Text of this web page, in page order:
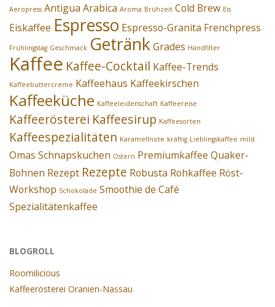
Aeropress Antigua Arabica Aroma Brühzeit Cold Brew Eis
Eiskaffee Espresso Espresso-Granita Frenchpress
Frühlingstag Geschmack GetränkGrades Handfilter
Kaffee Kaffee-Cocktail Kaffee-Trends
Kaffeebuttercreme Kaffeehaus Kaffeekirschen
Kaffeeküche Kaffeeleidenschaft Kaffeereise
Kaffeerösterei Kaffeesirup Kaffeesorten
Kaffeespezialitäten Karamellnote kräftig Lieblingskaffee mild
Omas Schnapskuchen Ostern Premiumkaffee Quaker-
Bohnen Rezept Rezepte Robusta Rohkaffee Röst-
Workshop Schokolade Smoothie de Café
Spezialitätenkaffee
BLOGROLL
Roomilicious
Kaffeerösterei Oranien-Nassau